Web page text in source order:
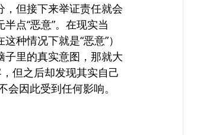
但接下来举证责任就会
点“恶意”。在现实当
种情况下就是“恶意”）
里的真实意图，那就大
但之后却发现其实自己
因此受到任何影响。